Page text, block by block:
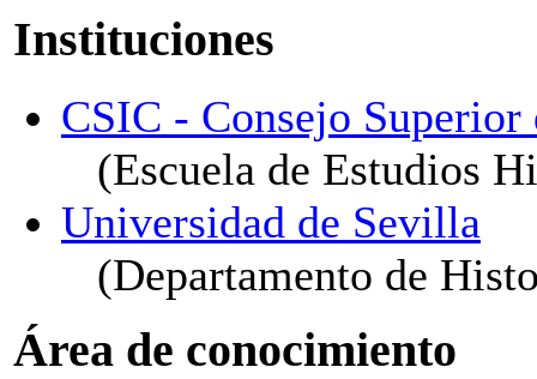
Instituciones
CSIC - Consejo
(Escuela de Estudios
Universidad de Sevilla
(Departamento de
Área de conocimiento